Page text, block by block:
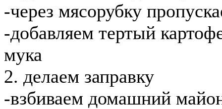
-через мясорубку
-добавляем тертый
мука
2. делаем заправку
-взбиваем домашний